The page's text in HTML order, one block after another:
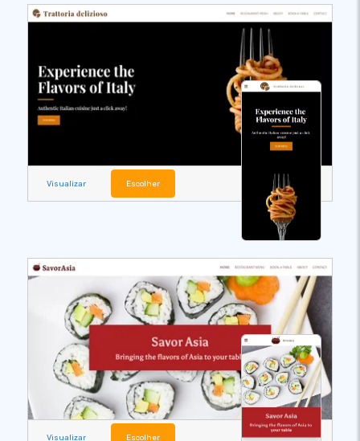
Visualizar Escolher
Visualizar Escolher